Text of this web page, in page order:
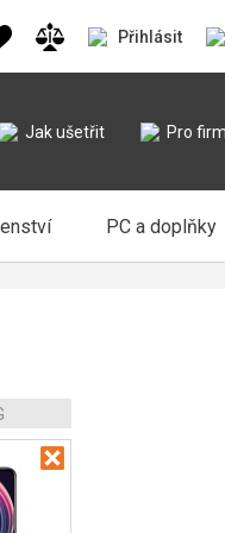
Přihlásit
Jak ušetřit Pro
PC a doplňky